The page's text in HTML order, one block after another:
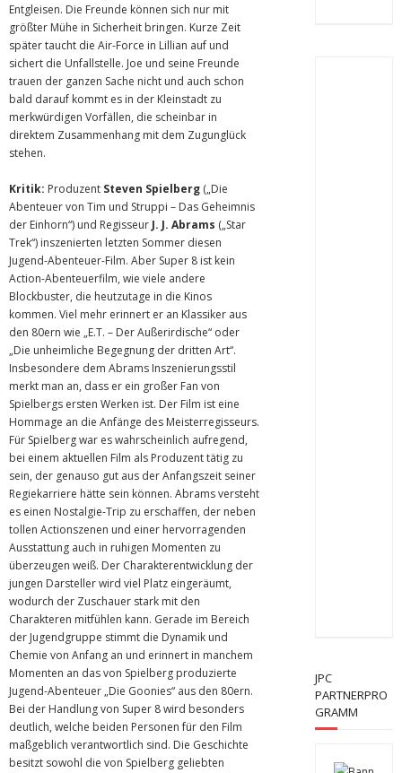
Entgleisen. Die Freunde können sich nur mit
größter Mühe in Sicherheit bringen. Kurze Zeit
später taucht die Air-Force in Lillian auf und
sichert die Unfallstelle. Joe und seine Freunde
trauen der ganzen Sache nicht und auch schon
bald darauf kommt es in der Kleinstadt zu
merkwürdigen Vorfällen, die scheinbar in
direktem Zusammenhang mit dem Zugunglück
stehen.
Kritik: Produzent Steven Spielberg („Die
Abenteuer von Tim und Struppi – Das Geheimnis
der Einhorn“) und Regisseur J. J. Abrams („Star
Trek“) inszenierten letzten Sommer diesen
Jugend-Abenteuer-Film. Aber Super 8 ist kein
Action-Abenteuerfilm, wie viele andere
Blockbuster, die heutzutage in die Kinos
kommen. Viel mehr erinnert er an Klassiker aus
den 80ern wie „E.T. – Der Außerirdische“ oder
„Die unheimliche Begegnung der dritten Art“.
Insbesondere dem Abrams Inszenierungsstil
merkt man an, dass er ein großer Fan von
Spielbergs ersten Werken ist. Der Film ist eine
Hommage an die Anfänge des Meisterregisseurs.
Für Spielberg war es wahrscheinlich aufregend,
bei einem aktuellen Film als Produzent tätig zu
sein, der genauso gut aus der Anfangszeit seiner
Regiekarriere hätte sein können. Abrams versteht
es einen Nostalgie-Trip zu erschaffen, der neben
tollen Actionszenen und einer hervorragenden
Ausstattung auch in ruhigen Momenten zu
überzeugen weiß. Der Charakterentwicklung der
jungen Darsteller wird viel Platz eingeräumt,
wodurch der Zuschauer stark mit den
Charakteren mitfühlen kann. Gerade im Bereich
der Jugendgruppe stimmt die Dynamik und
Chemie von Anfang an und erinnert in manchem
Momenten an das von Spielberg produzierte
Jugend-Abenteuer „Die Goonies“ aus den 80ern.
Bei der Handlung von Super 8 wird besonders
deutlich, welche beiden Personen für den Film
maßgeblich verantwortlich sind. Die Geschichte
besitzt sowohl die von Spielberg geliebten
JPC
PARTNERPRO
GRAMM